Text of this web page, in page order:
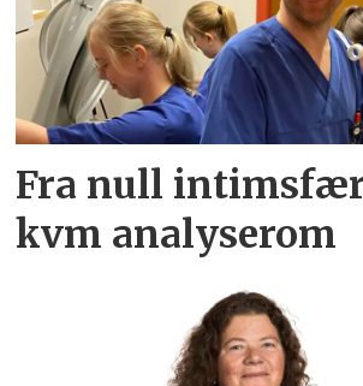
Fra null
kvm analyserom